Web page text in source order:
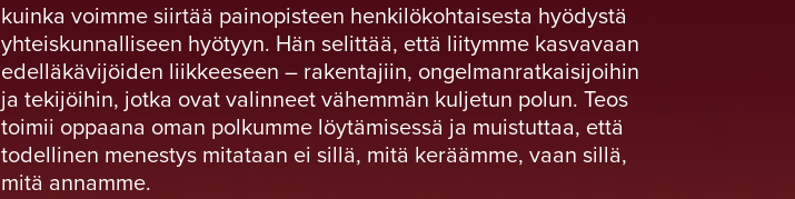
kuinka voimme siirtää painopisteen henkilökohtaisesta hyödystä
yhteiskunnalliseen hyötyyn. Hän selittää, että liitymme kasvavaan
edelläkävijöiden liikkeeseen – rakentajiin, ongelmanratkaisijoihin
ja tekijöihin, jotka ovat valinneet vähemmän kuljetun polun. Teos
toimii oppaana oman polkumme löytämisessä ja muistuttaa, että
todellinen menestys mitataan ei sillä, mitä keräämme, vaan sillä,
mitä annamme.